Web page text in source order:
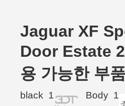
Jaguar XF
Door Estate
용 가능한 부품
black 1 Body 1